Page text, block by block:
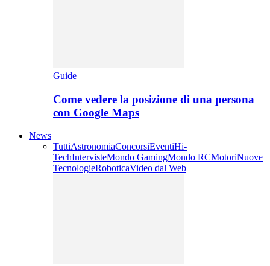
Guide
Come vedere la posizione di una persona
con Google Maps
News
TuttiAstronomiaConcorsiEventiHi-
TechIntervisteMondo GamingMondo RCMotoriNuove
TecnologieRoboticaVideo dal Web